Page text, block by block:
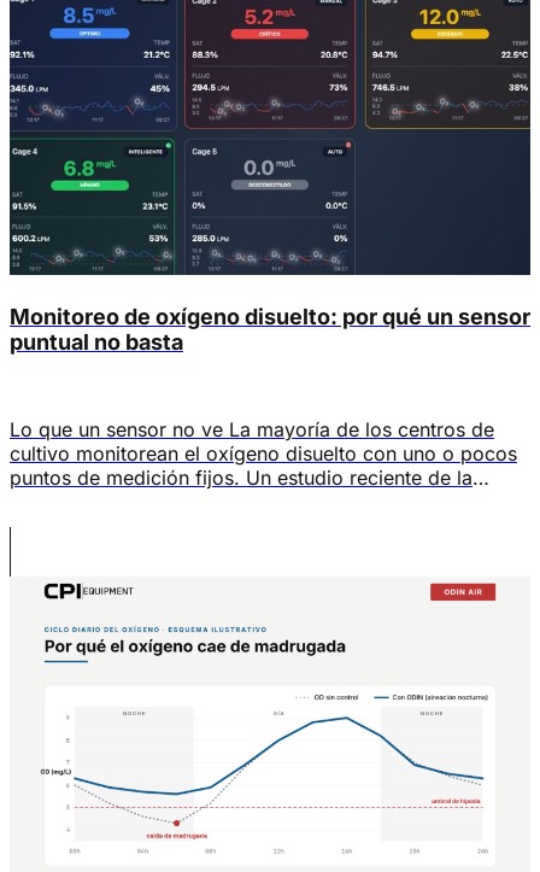
Monitoreo de oxígeno disuelto: por qué un sensor
puntual no basta
Lo que un sensor no ve La mayoría de los centros de
cultivo monitorean el oxígeno disuelto con uno o pocos
puntos de medición fijos. Un estudio reciente de la
la Universidad Noruega de Ciencias de la Vida (NMBU),